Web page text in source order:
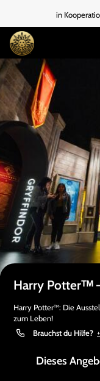
in
Harry Potterᵀᴹ
Harry Potter™: Die
zum Leben!
Brauchst du Hilfe?
Dieses